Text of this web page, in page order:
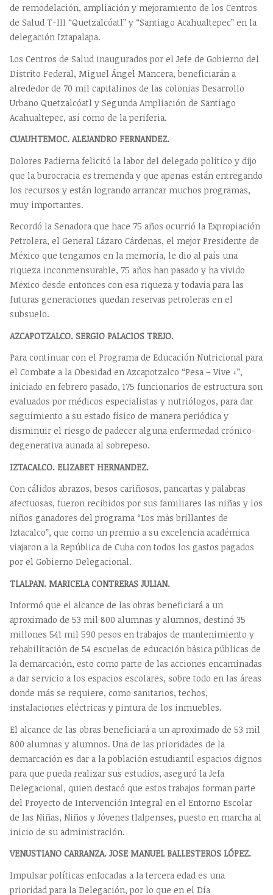
de remodelación, ampliación y mejoramiento de los Centros
de Salud T-III “Quetzalcóatl” y “Santiago Acahualtepec” en la
delegación Iztapalapa.
Los Centros de Salud inaugurados por el Jefe de Gobierno del
Distrito Federal, Miguel Ángel Mancera, beneficiarán a
alrededor de 70 mil capitalinos de las colonias Desarrollo
Urbano Quetzalcóatl y Segunda Ampliación de Santiago
Acahualtepec, así como de la periferia.
CUAUHTEMOC. ALEJANDRO FERNANDEZ.
Dolores Padierna felicitó la labor del delegado político y dijo
que la burocracia es tremenda y que apenas están entregando
los recursos y están logrando arrancar muchos programas,
muy importantes.
Recordó la Senadora que hace 75 años ocurrió la Expropiación
Petrolera, el General Lázaro Cárdenas, el mejor Presidente de
México que tengamos en la memoria, le dio al país una
riqueza inconmensurable, 75 años han pasado y ha vivido
México desde entonces con esa riqueza y todavía para las
futuras generaciones quedan reservas petroleras en el
subsuelo.
AZCAPOTZALCO. SERGIO PALACIOS TREJO.
Para continuar con el Programa de Educación Nutricional para
el Combate a la Obesidad en Azcapotzalco “Pesa – Vive +”,
iniciado en febrero pasado, 175 funcionarios de estructura son
evaluados por médicos especialistas y nutriólogos, para dar
seguimiento a su estado físico de manera periódica y
disminuir el riesgo de padecer alguna enfermedad crónico-
degenerativa aunada al sobrepeso.
IZTACALCO. ELIZABET HERNANDEZ.
Con cálidos abrazos, besos cariñosos, pancartas y palabras
afectuosas, fueron recibidos por sus familiares las niñas y los
niños ganadores del programa “Los más brillantes de
Iztacalco”, que como un premio a su excelencia académica
viajaron a la República de Cuba con todos los gastos pagados
por el Gobierno Delegacional.
TLALPAN. MARICELA CONTRERAS JULIAN.
Informó que el alcance de las obras beneficiará a un
aproximado de 53 mil 800 alumnas y alumnos, destinó 35
millones 541 mil 590 pesos en trabajos de mantenimiento y
rehabilitación de 54 escuelas de educación básica públicas de
la demarcación, esto como parte de las acciones encaminadas
a dar servicio a los espacios escolares, sobre todo en las áreas
donde más se requiere, como sanitarios, techos,
instalaciones eléctricas y pintura de los inmuebles.
El alcance de las obras beneficiará a un aproximado de 53 mil
800 alumnas y alumnos. Una de las prioridades de la
demarcación es dar a la población estudiantil espacios dignos
para que pueda realizar sus estudios, aseguró la Jefa
Delegacional, quien destacó que estos trabajos forman parte
del Proyecto de Intervención Integral en el Entorno Escolar
de las Niñas, Niños y Jóvenes tlalpenses, puesto en marcha al
inicio de su administración.
VENUSTIANO CARRANZA. JOSE MANUEL BALLESTEROS LÓPEZ.
Impulsar políticas enfocadas a la tercera edad es una
prioridad para la Delegación, por lo que en el Día